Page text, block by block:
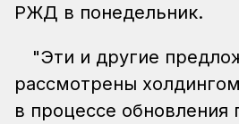
РЖД в понедельник.
"Эти и другие
рассмотрены
в процессе обновления